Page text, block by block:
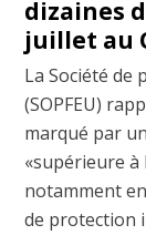
dizaines
juillet au
La Société
(SOPFEU)
marqué par
«supérieure à
notamment
de protection